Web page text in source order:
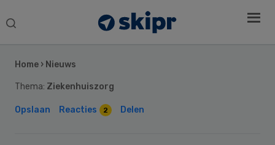
Search
Home › Nieuws
Thema: Ziekenhuiszorg
Opslaan Reacties 2 Delen
Sidebar